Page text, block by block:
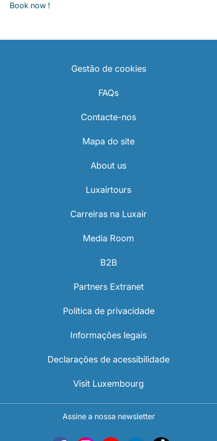
Book now !
Gestão de cookies
FAQs
Contacte-nos
Mapa do site
About us
Luxairtours
Carreiras na Luxair
Media Room
B2B
Partners Extranet
Política de privacidade
Informações legais
Declarações de acessibilidade
Visit Luxembourg
Assine a nossa newsletter